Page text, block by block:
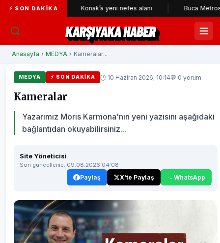
⚡ SON DAKIKAKonak’a yeni nefes alanı Buca Metrosu'nda
KARŞIYAKA HABER
Anasayfa › MEDYA › Kameralar...
MEDYA ⚡ SON DAKIKA 🕐 10 Haziran 2026, 10:14💬 0 yorum
Kameralar
Yazarımız Moris Karmona'nın yeni yazısını aşağıdaki
bağlantıdan okuyabilirsiniz...
Site Yöneticisi
Son güncelleme: 09.08.2026 04:08
Paylaş X'te Paylaş WhatsApp